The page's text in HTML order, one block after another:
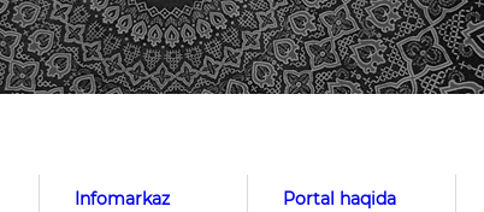
Infomarkaz Portal haqida